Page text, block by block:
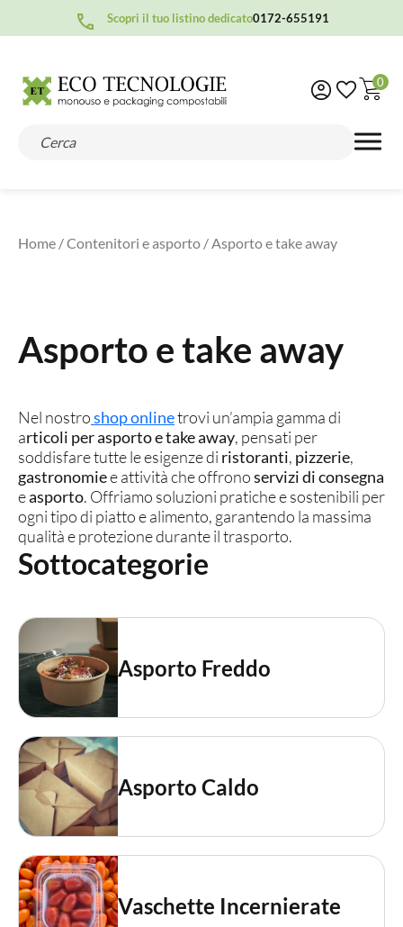
Scopri il tuo listino dedicato0172-655191
0
Home /Contenitori e asporto / Asporto e take away
Asporto e take away
Nel nostroshop onlinetrovi un’ampia gamma di
articoli per asporto e take away, pensati per
soddisfare tutte le esigenze di ristoranti, pizzerie,
gastronomiee attività che offronoservizi di consegna
easporto. Offriamo soluzioni pratiche e sostenibili per
ogni tipo di piatto e alimento, garantendo la massima
qualità e protezione durante il trasporto.
Sottocategorie
Asporto Freddo
Asporto Caldo
Vaschette Incernierate